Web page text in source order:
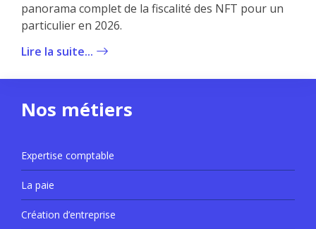
panorama complet de la fiscalité des NFT pour un
particulier en 2026.
Lire la suite...
Nos métiers
Expertise comptable
La paie
Création d’entreprise